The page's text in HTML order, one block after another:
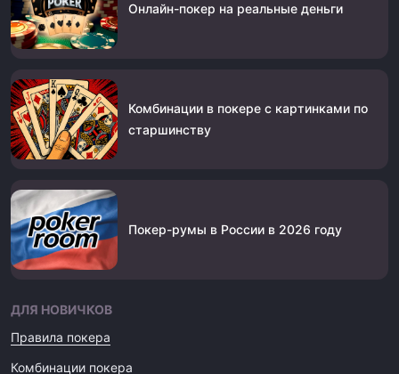
Онлайн-покер на реальные деньги
Комбинации в покере с картинками по
старшинству
Покер-румы в России в 2026 году
ДЛЯ НОВИЧКОВ
Правила покера
Комбинации покера